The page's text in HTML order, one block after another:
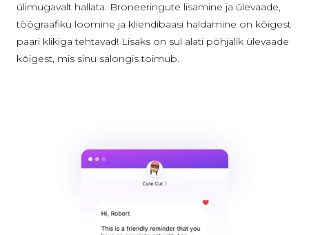
ülimugavalt hallata. Broneeringute lisamine ja ülevaade,
töögraafiku loomine ja kliendibaasi haldamine on kõigest
paari klikiga tehtavad! Lisaks on sul alati põhjalik ülevaade
kõigest, mis sinu salongis toimub.